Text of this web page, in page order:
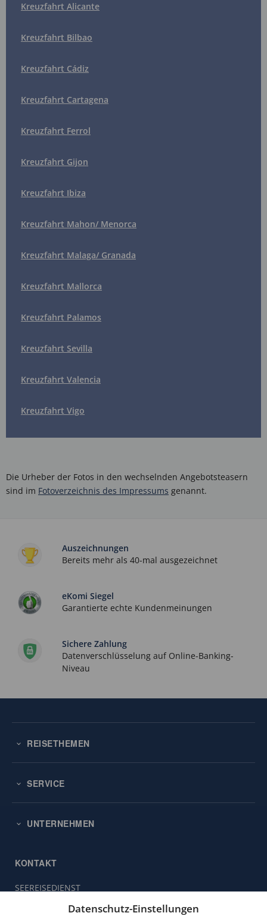
Kreuzfahrt Alicante
Kreuzfahrt Bilbao
Kreuzfahrt Cádiz
Kreuzfahrt Cartagena
Kreuzfahrt Ferrol
Kreuzfahrt Gijon
Kreuzfahrt Ibiza
Kreuzfahrt Mahon/ Menorca
Kreuzfahrt Malaga/ Granada
Kreuzfahrt Mallorca
Kreuzfahrt Palamos
Kreuzfahrt Sevilla
Kreuzfahrt Valencia
Kreuzfahrt Vigo
Die Urheber der Fotos in den wechselnden Angebotsteasern
sind im Fotoverzeichnis des Impressums genannt.
Auszeichnungen
Bereits mehr als 40-mal ausgezeichnet
eKomi Siegel
Garantierte echte Kundenmeinungen
Sichere Zahlung
Datenverschlüsselung auf Online-Banking-
Niveau
REISETHEMEN
SERVICE
UNTERNEHMEN
KONTAKT
SEEREISEDIENST
47119 Duisburg
Diese
Datenschutz-Einstellungen